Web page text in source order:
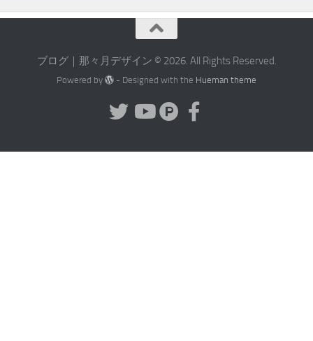
ブログ｜那々月デザイン © 2026. All Rights Reserved.
Powered by - Designed with the Hueman theme